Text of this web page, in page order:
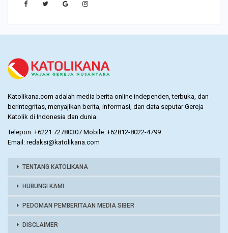
Katolikana.com adalah media berita online independen, terbuka, dan
berintegritas, menyajikan berita, informasi, dan data seputar Gereja
Katolik di Indonesia dan dunia.
Telepon: +6221 72780307 Mobile: +62812-8022-4799
Email: redaksi@katolikana.com
TENTANG KATOLIKANA
HUBUNGI KAMI
PEDOMAN PEMBERITAAN MEDIA SIBER
DISCLAIMER